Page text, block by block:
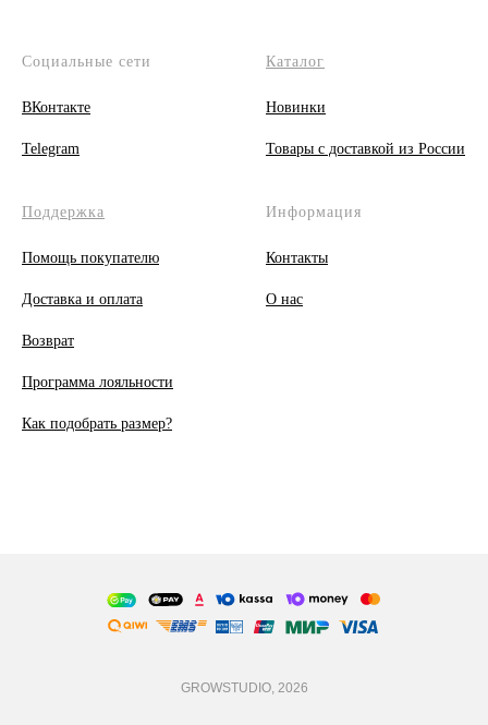
Социальные сети
ВКонтакте
Telegram
Каталог
Новинки
Товары с доставкой из России
Поддержка
Помощь покупателю
Доставка и оплата
Возврат
Программа лояльности
Как подобрать размер?
Информация
Контакты
О нас
GROWSTUDIO, 2026